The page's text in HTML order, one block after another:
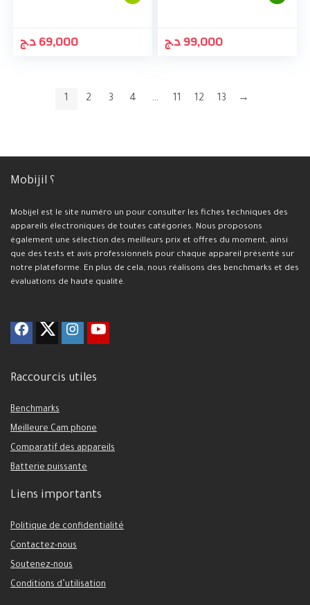
69,000د.ج 99,000د.ج
1 2 3 4 … 11 12 13 →
Mobijil ؟
Mobijel est le site numéro un pour consulter les fiches techniques des
appareils électroniques de toutes catégories. Nous proposons
également une sélection des meilleurs prix et offres du moment, ainsi
que des tests et avis professionnels pour chaque appareil présenté sur
notre plateforme. En plus de cela, nous réalisons des benchmarks et des
évaluations de haute qualité.
Raccourcis utiles
Benchmarks
Meilleure Cam phone
Comparatif des appareils
Batterie puissante
Liens importants
Politique de confidentialité
Contactez-nous
Soutenez-nous
Conditions d’utilisation